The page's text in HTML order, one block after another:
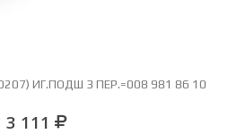
ИГ.ПОДШ 3 ПЕР.=008 981 86 10
3 111